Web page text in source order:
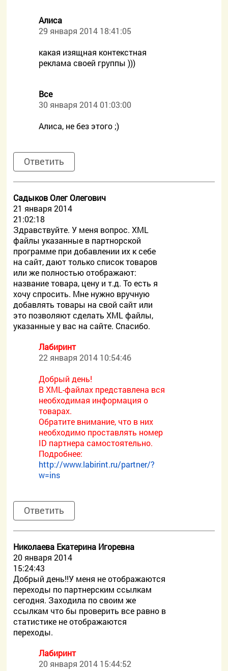
Алиса
29 января 2014 18:41:05
какая изящная контекстная
реклама своей группы )))
Все
30 января 2014 01:03:00
Алиса, не без этого ;)
Ответить
Садыков Олег Олегович
21 января 2014
21:02:18
Здравствуйте. У меня вопрос. XML
файлы указанные в партнорской
программе при добавлении их к себе
на сайт, дают только список товаров
или же полностью отображают:
название товара, цену и т.д. То есть я
хочу спросить. Мне нужно вручную
добавлять товары на свой сайт или
это позволяют сделать XML файлы,
указанные у вас на сайте. Спасибо.
Лабиринт
22 января 2014 10:54:46
Добрый день!
В XML-файлах представлена вся
необходимая информация о
товарах.
Обратите внимание, что в них
необходимо проставлять номер
ID партнера самостоятельно.
Подробнее:
http://www.labirint.ru/partner/?
w=ins
Ответить
Николаева Екатерина Игоревна
20 января 2014
15:24:43
Добрый день!!У меня не отображаются
переходы по партнерским ссылкам
сегодня. Заходила по своим же
ссылкам что бы проверить все равно в
статистике не отображаются
переходы.
Лабиринт
20 января 2014 15:44:52